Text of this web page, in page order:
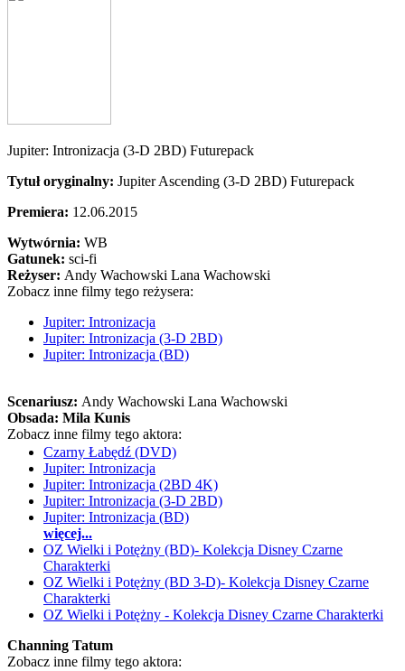
Jupiter: Intronizacja (3-D 2BD) Futurepack
Tytuł oryginalny: Jupiter Ascending (3-D 2BD) Futurepack
Premiera: 12.06.2015
Wytwórnia: WB
Gatunek: sci-fi
Reżyser: Andy Wachowski Lana Wachowski
Zobacz inne filmy tego reżysera:
Jupiter: Intronizacja
Jupiter: Intronizacja (3-D 2BD)
Jupiter: Intronizacja (BD)
Scenariusz: Andy Wachowski Lana Wachowski
Obsada: Mila Kunis
Zobacz inne filmy tego aktora:
Czarny Łabędź (DVD)
Jupiter: Intronizacja
Jupiter: Intronizacja (2BD 4K)
Jupiter: Intronizacja (3-D 2BD)
Jupiter: Intronizacja (BD)
więcej...
OZ Wielki i Potężny (BD)- Kolekcja Disney Czarne
Charakterki
OZ Wielki i Potężny (BD 3-D)- Kolekcja Disney Czarne
Charakterki
OZ Wielki i Potężny - Kolekcja Disney Czarne Charakterki
Channing Tatum
Zobacz inne filmy tego aktora: